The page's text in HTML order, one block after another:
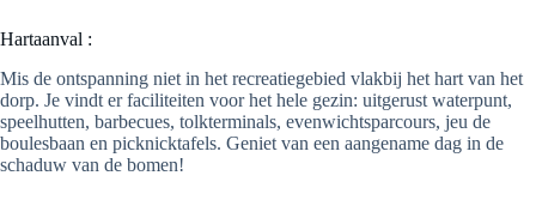
Hartaanval :
Mis de ontspanning niet in het recreatiegebied vlakbij het hart van het
dorp. Je vindt er faciliteiten voor het hele gezin: uitgerust waterpunt,
speelhutten, barbecues, tolkterminals, evenwichtsparcours, jeu de
boulesbaan en picknicktafels. Geniet van een aangename dag in de
schaduw van de bomen!